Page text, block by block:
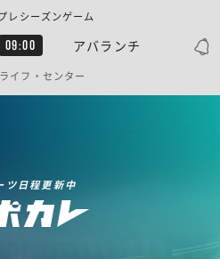
09:00 アバランチ
シーズンゲーム
イフ・センター
ツ日程更新中